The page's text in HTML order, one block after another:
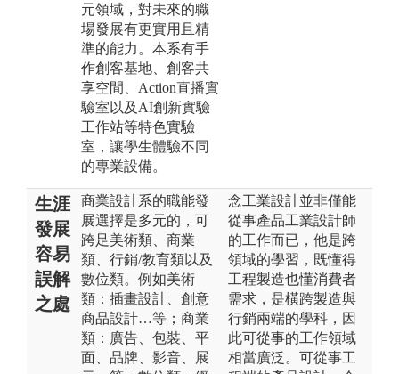
元領域，對未來的職
場發展有更實用且精
準的能力。本系有手
作創客基地、創客共
享空間、Action直播實
驗室以及AI創新實驗
工作站等特色實驗
室，讓學生體驗不同
的專業設備。
生涯
發展
容易
誤解
之處
商業設計系的職能發
展選擇是多元的，可
跨足美術類、商業
類、行銷/教育類以及
數位類。例如美術
類：插畫設計、創意
商品設計…等；商業
類：廣告、包裝、平
面、品牌、影音、展
念工業設計並非僅能
從事產品工業設計師
的工作而已，他是跨
領域的學習，既懂得
工程製造也懂消費者
需求，是橫跨製造與
行銷兩端的學科，因
此可從事的工作領域
相當廣泛。可從事工